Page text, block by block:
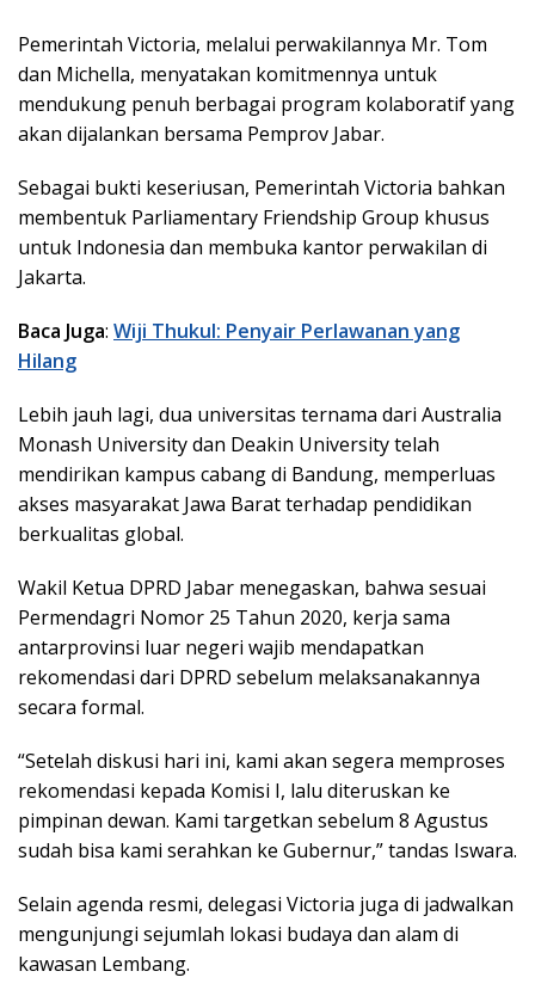
Pemerintah Victoria, melalui perwakilannya Mr. Tom
dan Michella, menyatakan komitmennya untuk
mendukung penuh berbagai program kolaboratif yang
akan dijalankan bersama Pemprov Jabar.
Sebagai bukti keseriusan, Pemerintah Victoria bahkan
membentuk Parliamentary Friendship Group khusus
untuk Indonesia dan membuka kantor perwakilan di
Jakarta.
Baca Juga: Wiji Thukul: Penyair Perlawanan yang
Hilang
Lebih jauh lagi, dua universitas ternama dari Australia
Monash University dan Deakin University telah
mendirikan kampus cabang di Bandung, memperluas
akses masyarakat Jawa Barat terhadap pendidikan
berkualitas global.
Wakil Ketua DPRD Jabar menegaskan, bahwa sesuai
Permendagri Nomor 25 Tahun 2020, kerja sama
antarprovinsi luar negeri wajib mendapatkan
rekomendasi dari DPRD sebelum melaksanakannya
secara formal.
“Setelah diskusi hari ini, kami akan segera memproses
rekomendasi kepada Komisi I, lalu diteruskan ke
pimpinan dewan. Kami targetkan sebelum 8 Agustus
sudah bisa kami serahkan ke Gubernur,” tandas Iswara.
Selain agenda resmi, delegasi Victoria juga di jadwalkan
mengunjungi sejumlah lokasi budaya dan alam di
kawasan Lembang.